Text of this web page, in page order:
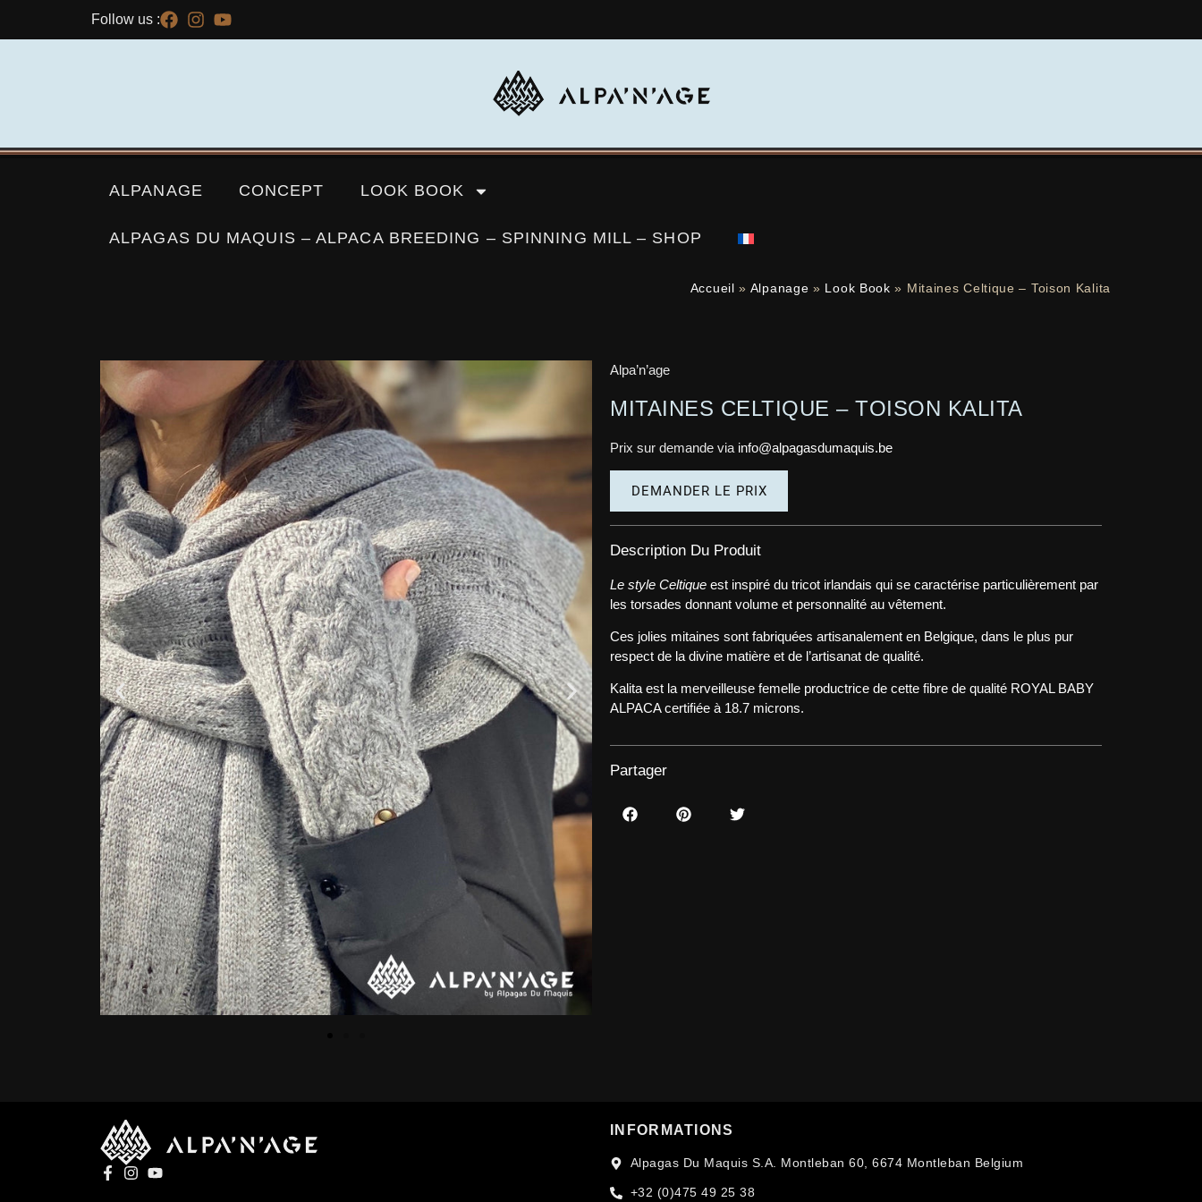
Follow us :
ALPANAGE CONCEPT LOOK BOOK
ALPAGAS DU MAQUIS – ALPACA BREEDING – SPINNING MILL – SHOP
Accueil » Alpanage » Look Book » Mitaines Celtique – Toison Kalita
Alpa’n’age
MITAINES CELTIQUE – TOISON KALITA
Prix sur demande via info@alpagasdumaquis.be
DEMANDER LE PRIX
Description Du Produit
Le style Celtique est inspiré du tricot irlandais qui se caractérise particulièrement par
les torsades donnant volume et personnalité au vêtement.
Ces jolies mitaines sont fabriquées artisanalement en Belgique, dans le plus pur
respect de la divine matière et de l’artisanat de qualité.
Kalita est la merveilleuse femelle productrice de cette fibre de qualité ROYAL BABY
ALPACA certifiée à 18.7 microns.
Partager
INFORMATIONS
Alpagas Du Maquis S.A. Montleban 60, 6674 Montleban Belgium
+32 (0)475 49 25 38